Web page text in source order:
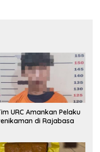
URC Amankan Pelaku
di Rajabasa